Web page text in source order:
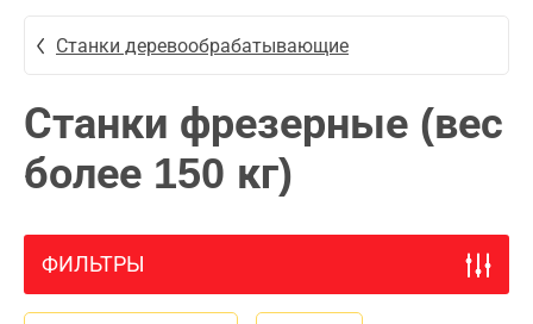
Станки деревообрабатывающие
Станки фрезерные (вес
более 150 кг)
ФИЛЬТРЫ